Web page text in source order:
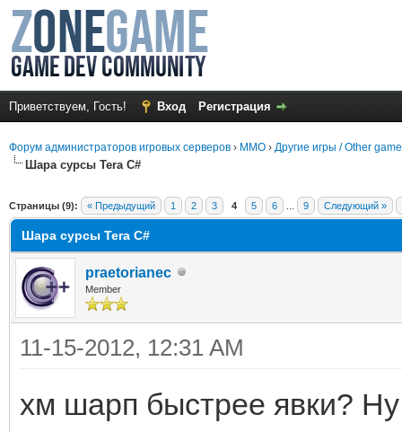
Приветствуем, Гость! Вход Регистрация
Форум администраторов игровых серверов › MMO › Другие игры / Other
Шара сурсы Tera C#
Страницы (9): « Предыдущий 1 2 3 4 5 6 9 Следующий »
Шара сурсы Tera C#
praetorianec
Member
11-15-2012, 12:31 AM
хм шарп быстрее явки?